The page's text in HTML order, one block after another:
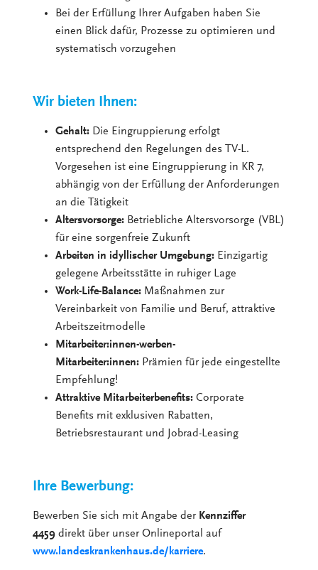
Bei der Erfüllung Ihrer Aufgaben haben Sie
einen Blick dafür, Prozesse zu optimieren und
systematisch vorzugehen
Wir bieten Ihnen:
Gehalt: Die Eingruppierung erfolgt
entsprechend den Regelungen des TV-L.
Vorgesehen ist eine Eingruppierung in KR 7,
abhängig von der Erfüllung der Anforderungen
an die Tätigkeit
Altersvorsorge: Betriebliche Altersvorsorge (VBL)
für eine sorgenfreie Zukunft
Arbeiten in idyllischer Umgebung: Einzigartig
gelegene Arbeitsstätte in ruhiger Lage
Work-Life-Balance: Maßnahmen zur
Vereinbarkeit von Familie und Beruf, attraktive
Arbeitszeitmodelle
Mitarbeiter:innen-werben-
Mitarbeiter:innen: Prämien für jede eingestellte
Empfehlung!
Attraktive Mitarbeiterbenefits:Corporate
Benefits mit exklusiven Rabatten,
Betriebsrestaurant und Jobrad-Leasing
Ihre Bewerbung:
Bewerben Sie sich mit Angabe der Kennziffer
4459 direkt über unser Onlineportal auf
www.landeskrankenhaus.de/karriere.